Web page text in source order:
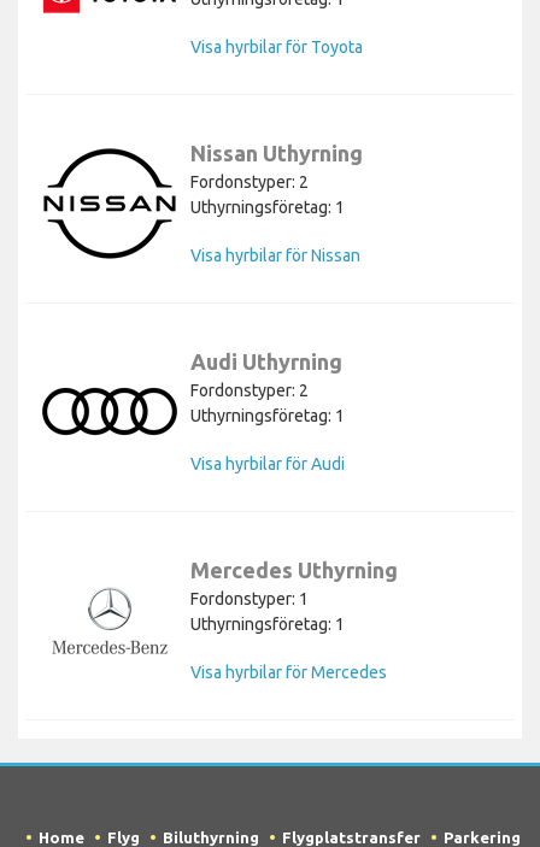
Visa hyrbilar för Toyota
Nissan Uthyrning
Fordonstyper: 2
Uthyrningsföretag: 1
Visa hyrbilar för Nissan
Audi Uthyrning
Fordonstyper: 2
Uthyrningsföretag: 1
Visa hyrbilar för Audi
Mercedes Uthyrning
Fordonstyper: 1
Uthyrningsföretag: 1
Visa hyrbilar för Mercedes
Home Flyg Biluthyrning Flygplatstransfer Parkering